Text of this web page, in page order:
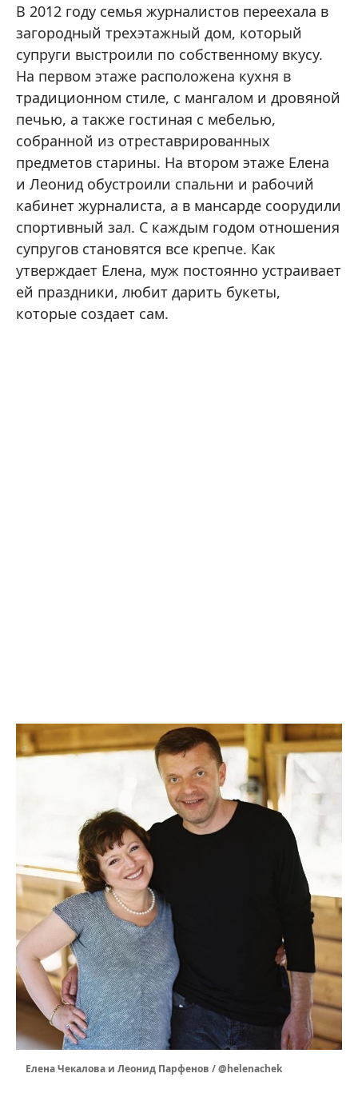
В 2012 году семья журналистов переехала в
загородный трехэтажный дом, который
супруги выстроили по собственному вкусу.
На первом этаже расположена кухня в
традиционном стиле, с мангалом и дровяной
печью, а также гостиная с мебелью,
собранной из отреставрированных
предметов старины. На втором этаже Елена
и Леонид обустроили спальни и рабочий
кабинет журналиста, а в мансарде соорудили
спортивный зал. С каждым годом отношения
супругов становятся все крепче. Как
утверждает Елена, муж постоянно устраивает
ей праздники, любит дарить букеты,
которые создает сам.
Елена Чекалова и Леонид Парфенов / @helenachek